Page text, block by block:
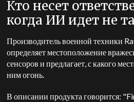
Кто несет
когда ИИ идет не
Производитель военной техники
определяет местоположение
сенсоров и предлагает, с какого
ним огонь.
В описании продукта говорится: